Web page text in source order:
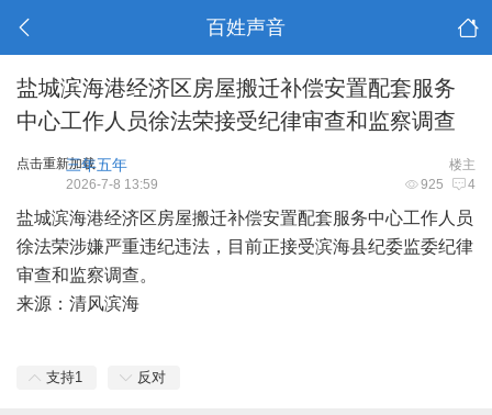
百姓声音
盐城滨海港经济区房屋搬迁补偿安置配套服务
中心工作人员徐法荣接受纪律审查和监察调查
点击重新加载 楼主
三年五年
925 4
2026-7-8 13:59
盐城滨海港经济区房屋搬迁补偿安置配套服务中心工作人员
徐法荣涉嫌严重违纪违法，目前正接受滨海县纪委监委纪律
审查和监察调查。
来源：清风滨海
支持1 反对